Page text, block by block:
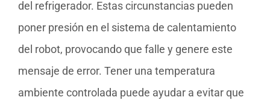
del refrigerador. Estas circunstancias pueden
poner presión en el sistema de calentamiento
del robot, provocando que falle y genere este
mensaje de error. Tener una temperatura
ambiente controlada puede ayudar a evitar que